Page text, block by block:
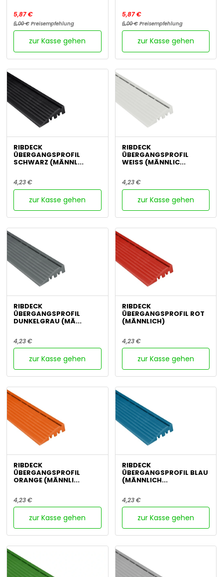
5,87 €
6,00 € Preisempfehlung
zur Kasse gehen
5,87 €
6,00 €Preisempfehlung
zur Kasse gehen
RIBDECK
ÜBERGANGSPROFIL
SCHWARZ (MÄNNL...
4,23 €
zur Kasse gehen
RIBDECK
ÜBERGANGSPROFIL
WEISS (MÄNNLIC...
4,23 €
zur Kasse gehen
RIBDECK
ÜBERGANGSPROFIL
DUNKELGRAU (MÄ...
4,23 €
zur Kasse gehen
RIBDECK
ÜBERGANGSPROFIL ROT
(MÄNNLICH)
4,23 €
zur Kasse gehen
RIBDECK
ÜBERGANGSPROFIL
ORANGE (MÄNNLI...
4,23 €
zur Kasse gehen
RIBDECK
ÜBERGANGSPROFIL BLAU
(MÄNNLICH...
4,23 €
zur Kasse gehen